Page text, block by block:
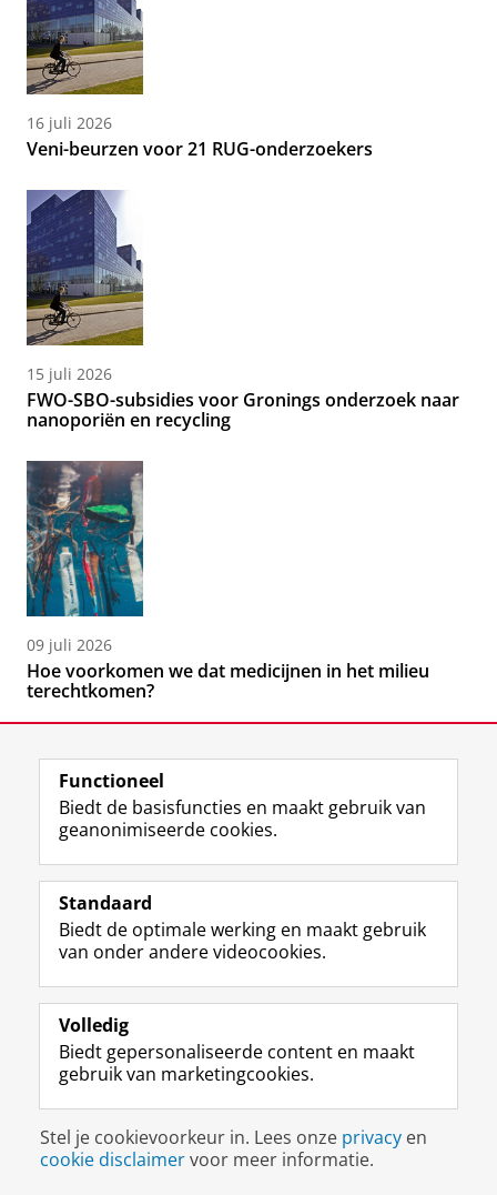
16 juli 2026
Veni-beurzen voor 21 RUG-onderzoekers
15 juli 2026
FWO-SBO-subsidies voor Gronings onderzoek naar
nanoporiën en recycling
09 juli 2026
Hoe voorkomen we dat medicijnen in het milieu
terechtkomen?
Volg de RUG
F
a
e
b
o
p
a
i
n
a
L
i
k
e
I
-
p
g
i
n
R
S
-
f
e
R
k
s
u
I
n
t
r
m
c
c
o
Y
o
T
e
k
a
a
Studiekiezers
Alumni
Over ons
Disclaimer & Copyright
Inloggen
Functioneel
Biedt de basisfuncties en maakt gebruik van
geanonimiseerde cookies.
Standaard
Biedt de optimale werking en maakt gebruik
van onder andere videocookies.
Volledig
Biedt gepersonaliseerde content en maakt
gebruik van marketingcookies.
Stel je cookievoorkeur in. Lees onze privacy en
cookie disclaimervoor meer informatie.